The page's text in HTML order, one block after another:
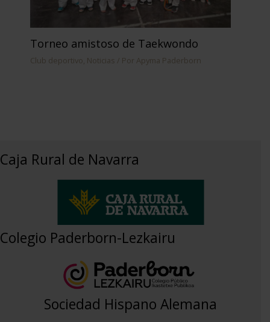
Torneo amistoso de Taekwondo
Club deportivo, Noticias / Por Apyma Paderborn
Caja Rural de Navarra
Colegio Paderborn-Lezkairu
Sociedad Hispano Alemana